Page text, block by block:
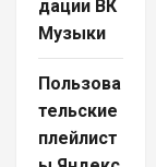
дации ВК
Музыки
Пользова
тельские
плейлист